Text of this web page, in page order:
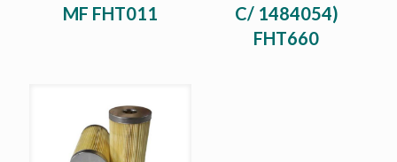
MF FHT011
C/ 1484054)
FHT660